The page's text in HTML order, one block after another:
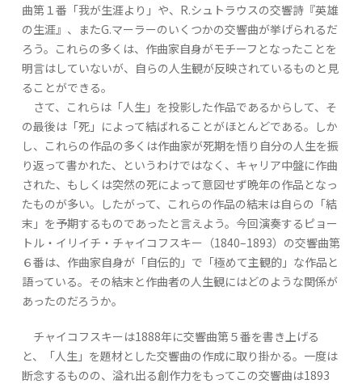
曲第１番「我が生涯より」や、R.シュトラウスの交響詩『英雄
の生涯』、またG.マーラーのいくつかの交響曲が挙げられるだ
ろう。これらの多くは、作曲家自身がモチーフとなったことを
明言はしていないが、自らの人生観が反映されているものと見
ることができる。
さて、これらは「人生」を投影した作品であるからして、そ
の最後は「死」によって結ばれることがほとんどである。しか
し、これらの作品の多くは作曲家が死期を悟り自分の人生を振
り返って書かれた、というわけではなく、キャリア中盤に作曲
された、もしくは突然の死によって意図せず晩年の作品となっ
たものが多い。したがって、これらの作品の結末は自らの「結
末」を予期するものであったと言えよう。今回演奏するピョー
トル・イリイチ・チャイコフスキー（1840–1893）の交響曲第
６番は、作曲家自身が「自伝的」で「極めて主観的」な作品と
語っている。その結末と作曲者の人生観にはどのような関係が
あったのだろうか。
チャイコフスキーは1888年に交響曲第５番を書き上げる
と、「人生」を題材とした交響曲の作成に取り掛かる。一度は
断念するものの、溢れ出る創作力をもってこの交響曲は1893